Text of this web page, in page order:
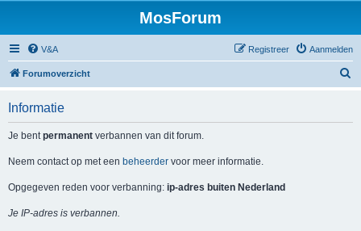
MosForum
V&A Aanmelden
Registreer
Forumoverzicht
Informatie
Je bentpermanent verbannen van dit forum.
Neem contact op met een beheerder voor meer informatie.
Opgegeven reden voor verbanning: ip-adres buiten Nederland
Je IP-adres is verbannen.